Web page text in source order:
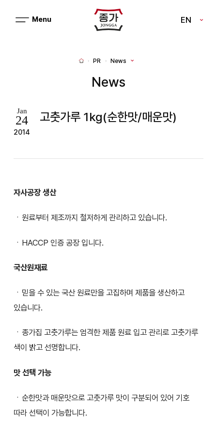
J
J
G
메
EN
H
PR News
News
Jan
24
2014
고춧가루 1kg(순한맛/매운맛)
자사공장 생산
ㆍ원료부터 제조까지 철저하게 관리하고 있습니다.
ㆍHACCP 인증 공장 입니다.
국산원재료
ㆍ믿을 수 있는 국산 원료만을 고집하며 제품을 생산하고
있습니다.
ㆍ종가집 고춧가루는 엄격한 제품 원료 입고 관리로 고춧가루
색이 밝고 선명합니다.
맛 선택 가능
ㆍ순한맛과 매운맛으로 고춧가루 맛이 구분되어 있어 기호
따라 선택이 가능합니다.